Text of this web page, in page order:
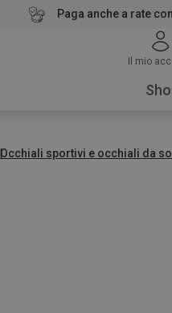
Paga anche a rate
Il mio
Occhiali sportivi e occhiali da